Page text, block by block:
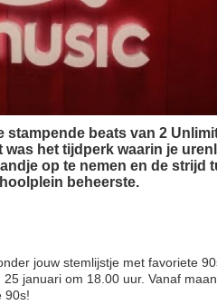
stampende beats van 2
was het tijdperk waarin je
op te nemen en de strijd
beheerste.
jouw stemlijstje met favoriete
januari om 18.00 uur. Vanaf
90s!